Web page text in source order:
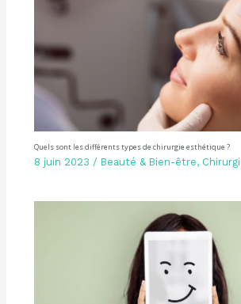
Quels sont les différents types de chirurgie esthétique ?
8 juin 2023 / Beauté & Bien-être,